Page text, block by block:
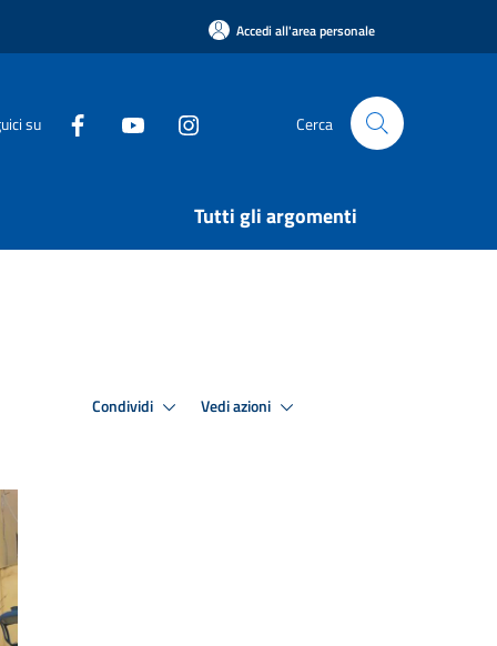
Accedi all'area personale
su Cerca
Tutti gli argomenti
Condividi Vedi azioni